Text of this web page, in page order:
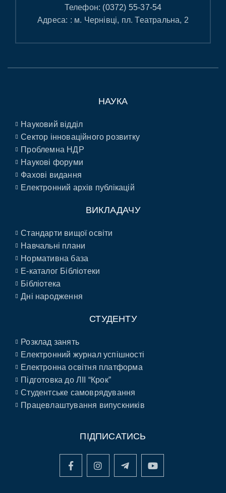
Телефон: (0372) 55-37-54
Адреса: : м. Чернівці, пл. Театральна, 2
НАУКА
Науковий відділ
Сектор інноваційного розвитку
Проблемна НДР
Наукові форуми
Фахові видання
Електронний архів публікацій
ВИКЛАДАЧУ
Стандарти вищої освіти
Навчальні плани
Нормативна база
E-каталог Бібліотеки
Бібліотека
Дні народження
СТУДЕНТУ
Розклад занять
Електронний журнал успішності
Електронна освітня платформа
Підготовка до ЛІІ “Крок”
Студентське самоврядування
Працевлаштування випускників
ПІДПИСАТИСЬ